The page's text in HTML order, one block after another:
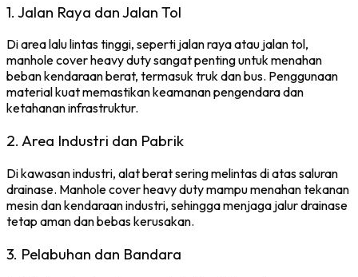
1. Jalan Raya dan Jalan Tol
Di area lalu lintas tinggi, seperti jalan raya atau jalan tol,
manhole cover heavy duty sangat penting untuk menahan
beban kendaraan berat, termasuk truk dan bus. Penggunaan
material kuat memastikan keamanan pengendara dan
ketahanan infrastruktur.
2. Area Industri dan Pabrik
Di kawasan industri, alat berat sering melintas di atas saluran
drainase. Manhole cover heavy duty mampu menahan tekanan
mesin dan kendaraan industri, sehingga menjaga jalur drainase
tetap aman dan bebas kerusakan.
3. Pelabuhan dan Bandara